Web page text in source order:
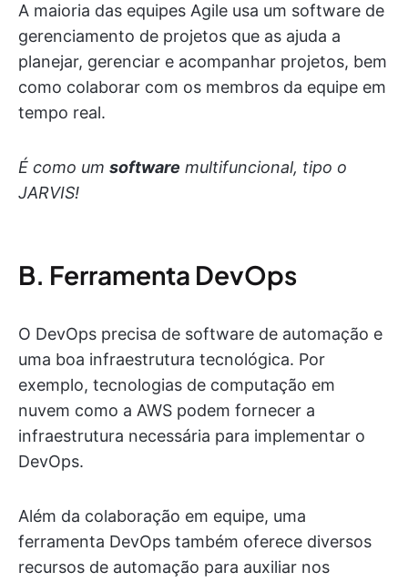
A maioria das equipes Agile usa um software de
gerenciamento de projetos que as ajuda a
planejar, gerenciar e acompanhar projetos, bem
como colaborar com os membros da equipe em
tempo real.
É como um software multifuncional, tipo o
JARVIS!
B. Ferramenta DevOps
O DevOps precisa de software de automação e
uma boa infraestrutura tecnológica. Por
exemplo, tecnologias de computação em
nuvem como a AWS podem fornecer a
infraestrutura necessária para implementar o
DevOps.
Além da colaboração em equipe, uma
ferramenta DevOps também oferece diversos
recursos de automação para auxiliar nos